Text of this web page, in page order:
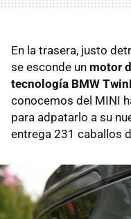
En la trasera, justo
se esconde un motor
tecnología BMW
conocemos del MINI
para adpatarlo a su
entrega 231 caballos